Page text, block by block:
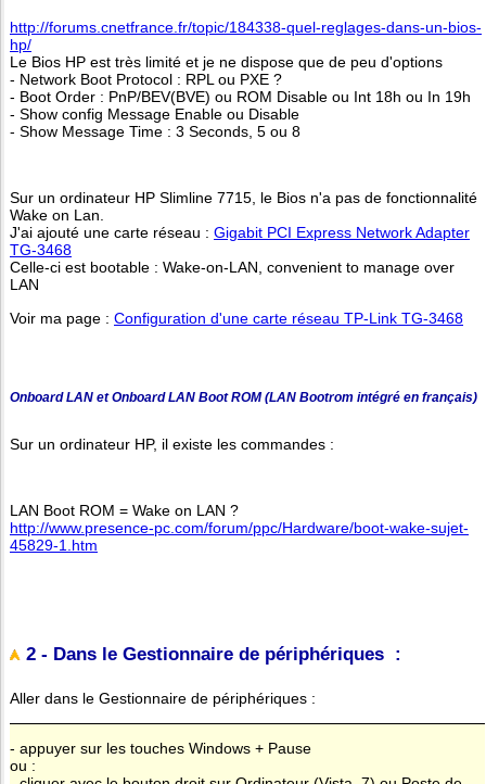
http://forums.cnetfrance.fr/topic/184338-quel-reglages-dans-un-bios-
hp/
Le Bios HP est très limité et je ne dispose que de peu d'options
- Network Boot Protocol : RPL ou PXE ?
- Boot Order : PnP/BEV(BVE) ou ROM Disable ou Int 18h ou In 19h
- Show config Message Enable ou Disable
- Show Message Time : 3 Seconds, 5 ou 8
Sur un ordinateur HP Slimline 7715, le Bios n'a pas de fonctionnalité
Wake on Lan.
J'ai ajouté une carte réseau : Gigabit PCI Express Network Adapter
TG-3468
Celle-ci est bootable : Wake-on-LAN, convenient to manage over
LAN
Voir ma page : Configuration d'une carte réseau TP-Link TG-3468
Onboard LAN et Onboard LAN Boot ROM (LAN Bootrom intégré en français)
Sur un ordinateur HP, il existe les commandes :
LAN Boot ROM = Wake on LAN ?
http://www.presence-pc.com/forum/ppc/Hardware/boot-wake-sujet-
45829-1.htm
2 - Dans le Gestionnaire de périphériques :
Aller dans le Gestionnaire de périphériques :
- appuyer sur les touches Windows + Pause
ou :